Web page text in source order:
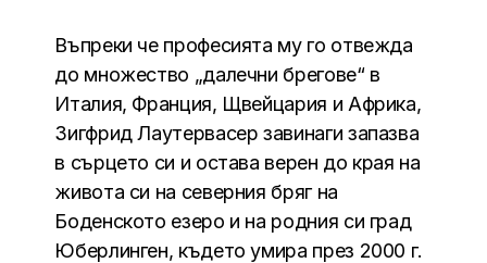
Въпреки че професията му го отвежда
до множество „далечни брегове“ в
Италия, Франция, Щвейцария и Африка,
Зигфрид Лаутервасер завинаги запазва
в сърцето си и остава верен до края на
живота си на северния бряг на
Боденското езеро и на родния си град
Юберлинген, където умира през 2000 г.